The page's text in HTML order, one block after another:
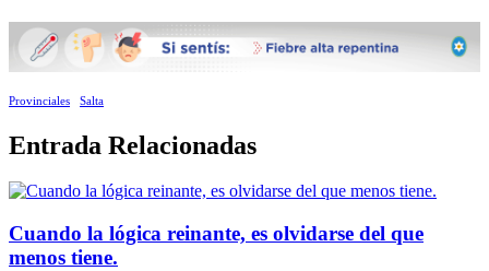
Provinciales Salta
Entrada Relacionadas
Cuando la lógica reinante, es olvidarse del que
menos tiene.